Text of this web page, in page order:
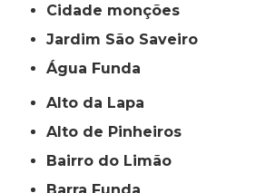
cidade monções
jardim São Saveiro
Água Funda
Alto da Lapa
Alto de Pinheiros
Bairro do Limão